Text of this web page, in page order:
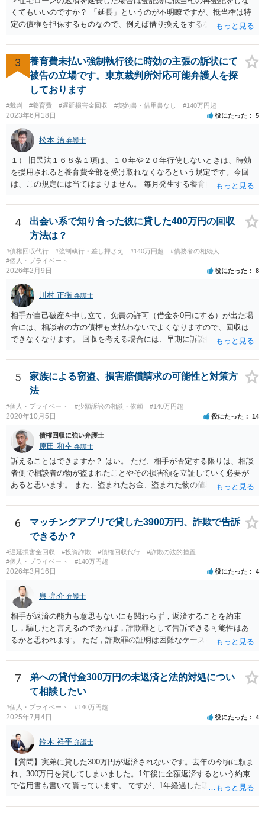
くてもいいのですか？ 「延長」というのが不明瞭ですが、抵当権は特
定の債権を担保するものなので、例えば借り換えをするなどしてあら
当権を付けるでしょう。そうではなく、単に返済スケジュールを変更
したということであれば、債権として同一ですからあらためて登記は
しないでしょう。 それにそもそも、抵当権の登記は、借りた時期や利
息などは記載されますが、終期については登記されません。
3
養育費未払い強制執行後に時効の主張の訴状にて
被告の立場です。東京裁判所対応可能弁護人を探
しております
#裁判 #養育費 #遅延損害金回収 #契約書・借用書なし #140万円超
2023年6月18日 役にたった 5
松本 治 弁護士
１） 旧民法１６８条１項は、１０年や２０年行使しないときは、時効
を援用されると養育費全部を受け取れなくなるという規定です。今回
は、この規定には当てはまりません。 毎月発生する養育費債権の方は
により、５年で時効にかかります。 ２） 強制執行により時効は中断
（更新）されるので、その時点で時効未完成のもののみ受け取れま
す。 ３） 請求できなくなる理由はないと思います。ただ、額としては
大きくならないとは思います。 ４） 援用が認められれば、時効が完成
していた債権は、起算日にさかのぼって消滅します（民法１４４
条）。（「強制執行債権」が何を指すかが分かりません。時効にかか
（月ごと）が、強制執行の５年以上前の分は、時効の援用により消滅
します。請求できるのは、それ以降の分となります。未払の発生よ
り、強制執行を基準に考えた方が分かりやすいでしょう。 > また、こ
の様な案件を請け負って頂けるものなのでしょうか？ こちらの立場を
主張する余地があれば、依頼する価値はあると思います。「支払い意
りそうです。
4
出会い系で知り合った彼に貸した400万円の回収
方法は？
#債権回収代行 #強制執行・差し押さえ #140万円超
#債務者の相続人
#個人・プライベート
2026年2月9日 役にたった 8
川村 正衡 弁護士
相手が自己破産を申し立て、免責の許可（借金を0円にする）が出た場
合には、相談者の方の債権も支払わないでよくなりますので、回収は
できなくなります。 回収を考える場合には、早期に訴訟提起などを進
5
家族による窃盗、損害賠償請求の可能性と対策方
法
#個人・プライベート #少額訴訟の相談・依頼 #140万円超
2020年10月5日 役にたった 14
債権回収に強い弁護士
原田 和幸 弁護士
訴えることはできますか？ はい。 ただ、相手が否定する限りは、相談
者側で相談者の物が盗まれたことやその損害額を立証していく必要が
あると思います。 また、盗まれたお金、盗まれた物の値段分のお金、
や物の時価相当額の請求はできます。 ただ、慰謝料は難しいと思いま
す。
6
マッチングアプリで貸した3900万円、詐欺で告訴
できるか？
#遅延損害金回収 #投資詐欺 #債権回収代行
#詐欺の法的措置
#個人・プライベート
#140万円超
2026年3月16日 役にたった 4
泉 亮介 弁護士
相手が返済の能力も意思もないにも関わらず，返済することを約束
し，騙したと言えるのであれば，詐欺罪として告訴できる可能性はあ
るかと思われます。 ただ，詐欺罪の証明は困難なケースも多く，民事
7
弟への貸付金300万円の未返済と法的対処につい
て相談したい
#個人・プライベート #140万円超
2025年7月4日 役にたった 4
鈴木 祥平 弁護士
【質問】実弟に貸した300万円が返済されないです。去年の今頃に頼ま
れ、300万円を貸してしまいました。1年後に全額返済するという約束
で借用書も書いて貰っています。 ですが、1年経過した現在一銭も返
どという話も無く、開き直っている様に見受けられます。返済は勿論